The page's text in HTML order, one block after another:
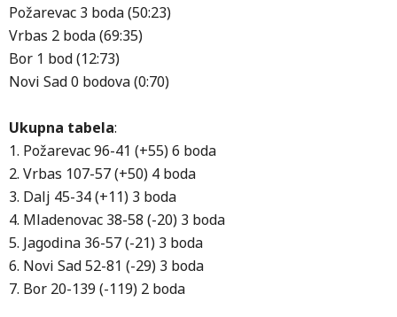
Požarevac 3 boda (50:23)
Vrbas 2 boda (69:35)
Bor 1 bod (12:73)
Novi Sad 0 bodova (0:70)
Ukupna tabela:
1. Požarevac 96-41 (+55) 6 boda
2. Vrbas 107-57 (+50) 4 boda
3. Dalj 45-34 (+11) 3 boda
4. Mladenovac 38-58 (-20) 3 boda
5. Jagodina 36-57 (-21) 3 boda
6. Novi Sad 52-81 (-29) 3 boda
7. Bor 20-139 (-119) 2 boda